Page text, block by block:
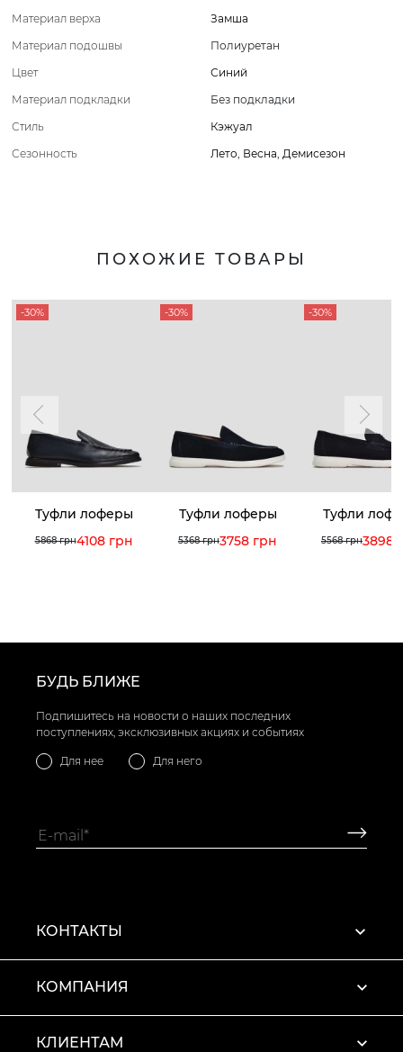
Материал верха
Замша
Материал подошвы
Полиуретан
Цвет
Синий
Материал подкладки
Без подкладки
Стиль
Кэжуал
Сезонность
Лето, Весна, Демисезон
ПОХОЖИЕ ТОВАРЫ
-30%
Туфли лоферы
5868 грн4108 грн
-30%
Туфли лоферы
5368 грн3758 грн
-30%
Туфли
5568 грн3898
БУДЬ БЛИЖЕ
Подпишитесь на новости о наших последних
поступлениях, эксклюзивных акциях и событиях
Для нее Для него
КОНТАКТЫ
КОМПАНИЯ
КЛИЕНТАМ